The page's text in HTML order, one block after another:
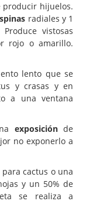
producir hijuelos.
radiales y 1
vistosas
rojo o amarillo.
lento que se
y crasas y en
a una ventana
exposiciónde
no exponerlo a
cactus o una
y un 50% de
se realiza a